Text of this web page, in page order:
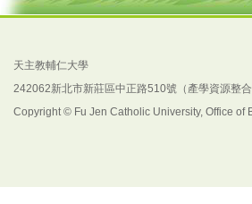
天主教輔仁大學
242062新北市新莊區中正路510號（產學資源整
Copyright © Fu Jen Catholic University, Office of